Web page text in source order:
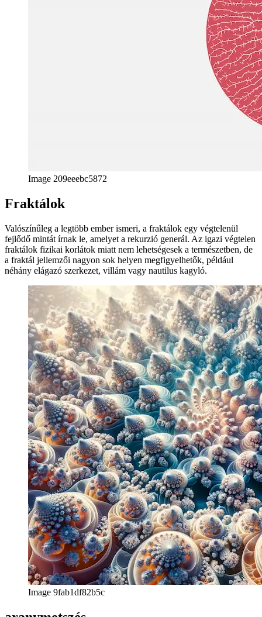
Image 209eeebc5872
Fraktálok
Valószínűleg a legtöbb ember ismeri, a fraktálok egy végtelenül
fejlődő mintát írnak le, amelyet a rekurzió generál. Az igazi végtelen
fraktálok fizikai korlátok miatt nem lehetségesek a természetben, de
a fraktál jellemzői nagyon sok helyen megfigyelhetők, például
néhány elágazó szerkezet, villám vagy nautilus kagyló.